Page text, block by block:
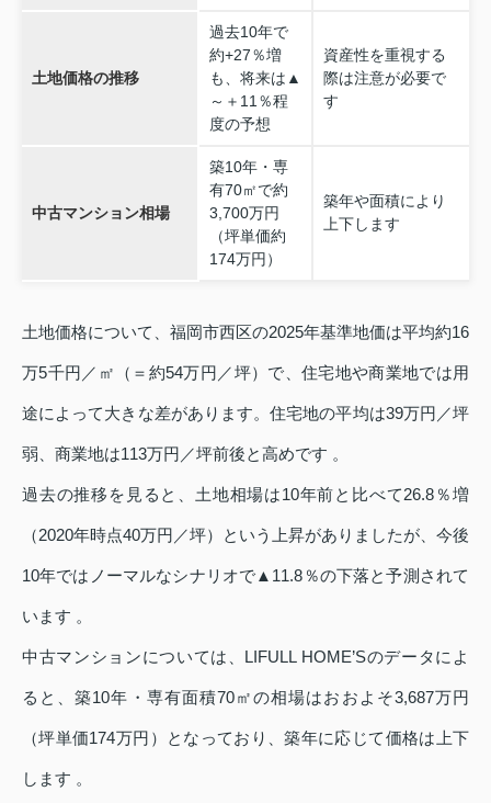
土地価格の推移
過去10年で
約+27％増
も、将来は▲
～＋11％程
度の予想
資産性を重視する
際は注意が必要で
す
中古マンション相場
築10年・専
有70㎡で約
3,700万円
（坪単価約
174万円）
築年や面積により
上下します
土地価格について、福岡市西区の2025年基準地価は平均約16
万5千円／㎡（＝約54万円／坪）で、住宅地や商業地では用
途によって大きな差があります。住宅地の平均は39万円／坪
弱、商業地は113万円／坪前後と高めです 。
過去の推移を見ると、土地相場は10年前と比べて26.8％増
（2020年時点40万円／坪）という上昇がありましたが、今後
10年ではノーマルなシナリオで▲11.8％の下落と予測されて
います 。
中古マンションについては、LIFULL HOME’Sのデータによ
ると、築10年・専有面積70㎡の相場はおおよそ3,687万円
（坪単価174万円）となっており、築年に応じて価格は上下
します 。